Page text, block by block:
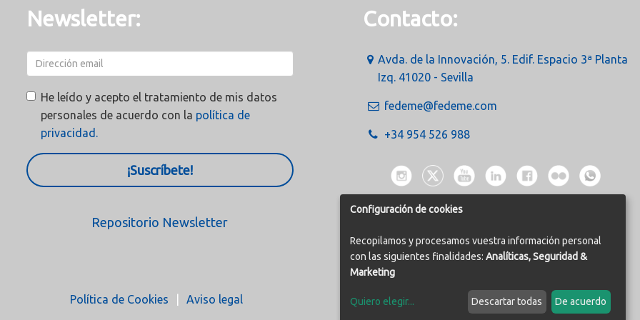
Newsletter:
He leído y acepto el tratamiento de mis datos
personales de acuerdo con la política de
privacidad.
¡Suscríbete!
Repositorio Newsletter
Contacto:
Avda. de la Innovación, 5. Edif. Espacio 3ª Planta
Izq. 41020 - Sevilla
fedeme@fedeme.com
+34 954 526 988
Política de Cookies Aviso legal
Configuración de cookies
Recopilamos y procesamos vuestra información personal
con las siguientes finalidades: Analíticas, Seguridad &
Marketing
Quiero elegir... Descartar todas De acuerdo